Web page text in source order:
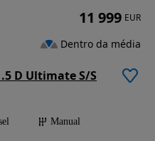
D Ultimate S/S
Manual
11 999 EUR
Dentro da média